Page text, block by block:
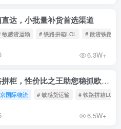
达，小批量补货首选渠道
敏感货运输 # 铁路拼箱LCL # 散货铁路
6.3W+
海运太慢空运太贵？试试铁路拼柜，性价比之王助您稳抓欧洲市场
国际物流 # 敏感货运输 # 铁路拼箱LCL
6.5W+